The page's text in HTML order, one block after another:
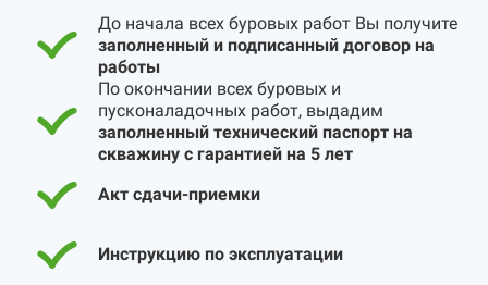
До начала всех буровых работ Вы получите
заполненный и подписанный договор на
работы
По окончании всех буровых и
пусконаладочных работ, выдадим
заполненный технический паспорт на
скважину с гарантией на 5 лет
Акт сдачи-приемки
Инструкцию по эксплуатации